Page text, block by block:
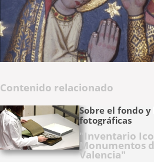
Contenido relacionado
Sobre el fondo y
fotográficas
"Inventario
Monumentos
Valencia"